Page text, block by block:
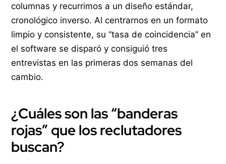
columnas y recurrimos a un diseño estándar,
cronológico inverso. Al centrarnos en un formato
limpio y consistente, su “tasa de coincidencia” en
el software se disparó y consiguió tres
entrevistas en las primeras dos semanas del
cambio.
¿Cuáles son las “banderas
rojas” que los reclutadores
buscan?